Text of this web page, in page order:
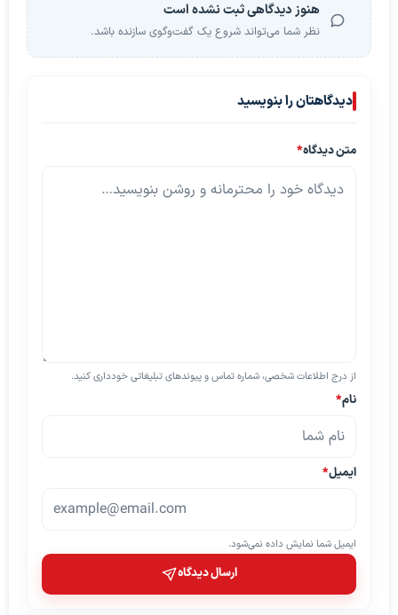
هنوز دیدگاهی ثبت نشده است
نظر شما می‌تواند شروع یک گفت‌وگوی سازنده باشد.
دیدگاهتان را بنویسید
متن دیدگاه*
از درج اطلاعات شخصی، شماره تماس و پیوندهای تبلیغاتی خودداری کنید.
نام*
ایمیل*
ایمیل شما نمایش داده نمی‌شود.
ارسال دیدگاه